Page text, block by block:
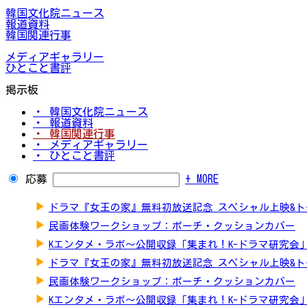
韓国文化院ニュース
報道資料
韓国関連行事
メディアギャラリー
ひとこと書評
掲示板
・ 韓国文化院ニュース
・ 報道資料
・ 韓国関連行事
・ メディアギャラリー
・ ひとこと書評
応募 + MORE
▶ ドラマ『女王の家』無料初放送記念 スペシャル上映&
▶ 民画体験ワークショップ：ポーチ・クッションカバー
▶ Kエンタメ・ラボ～公開収録「集まれ！K-ドラマ研究会」
▶ ドラマ『女王の家』無料初放送記念 スペシャル上映&
▶ 民画体験ワークショップ：ポーチ・クッションカバー
▶ Kエンタメ・ラボ～公開収録「集まれ！K-ドラマ研究会」